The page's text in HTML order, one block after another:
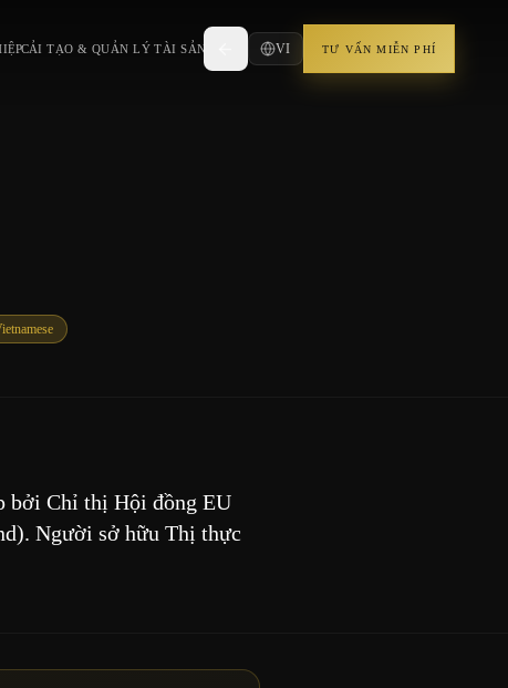
CẢI TẠO & QUẢN LÝ TÀI SẢN VI TƯ VẤN MIỄN PHÍ
bởi Chỉ thị Hội đồng EU
Người sở hữu Thị thực